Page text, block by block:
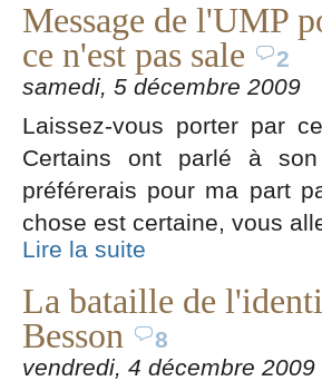
Message de l'UMP
ce n'est pas sale
2
samedi, 5 décembre 2009
Laissez-vous porter par
Certains ont parlé à
préférerais pour ma part
chose est certaine, vous
Lire la suite
La bataille de
Besson
8
vendredi, 4 décembre 2009